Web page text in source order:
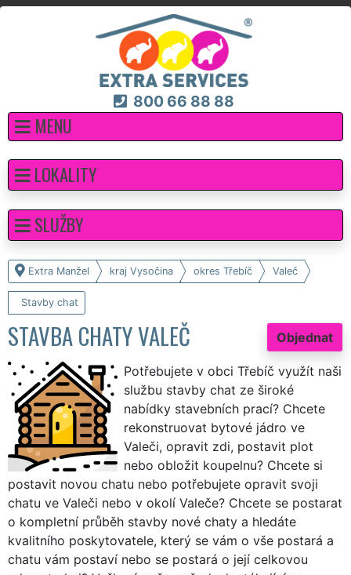
800 66 88 88
MENU
Extra Manžel kraj Vysočina okres Třebíč Valeč
Stavby chat
Objednat
STAVBA CHATY VALEČ
Potřebujete v obci Třebíč využít naši
službu stavby chat ze široké
nabídky stavebních prací? Chcete
rekonstruovat bytové jádro ve
Valeči, opravit zdi, postavit plot
nebo obložit koupelnu? Chcete si
postavit novou chatu nebo potřebujete opravit svoji
chatu ve Valeči nebo v okolí Valeče? Chcete se postarat
o kompletní průběh stavby nové chaty a hledáte
kvalitního poskytovatele, který se vám o vše postará a
chatu vám postaví nebo se postará o její celkovou
LOKALITY
SLUŽBY